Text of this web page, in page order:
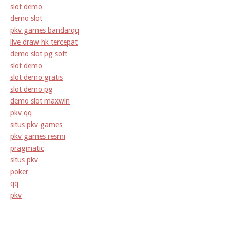
slot demo
demo slot
pkv games bandarqq
live draw hk tercepat
demo slot pg soft
slot demo
slot demo gratis
slot demo pg
demo slot maxwin
pkv qq
situs pkv games
pkv games resmi
pragmatic
situs pkv
poker
qq
pkv